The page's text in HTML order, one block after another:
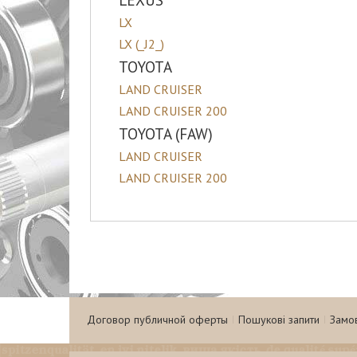
LX
LX (_J2_)
TOYOTA
LAND CRUISER
LAND CRUISER 200
TOYOTA (FAW)
LAND CRUISER
LAND CRUISER 200
Договор публичной оферты Пошукові запити